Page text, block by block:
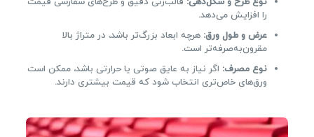
را افزایش می‌دهد.
عرض و طول ورق: هرچه ابعاد بزرگ‌تر باشد، در متراژ بالا
مقرون‌به‌صرفه‌تر است.
نوع مصرف: اگر نیاز به عایق صوتی یا حرارتی باشد، ممکن است
ورق‌های خاص‌تری انتخاب شود که قیمت بیشتری دارند.